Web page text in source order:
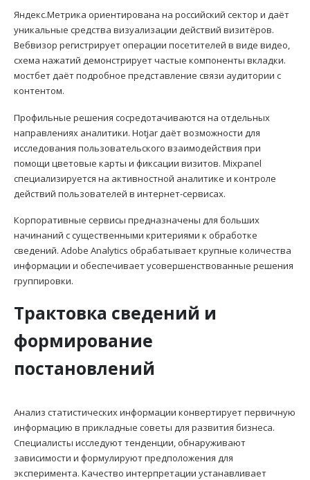
Яндекс.Метрика ориентирована на российский сектор и даёт
уникальные средства визуализации действий визитёров.
Вебвизор регистрирует операции посетителей в виде видео,
схема нажатий демонстрирует частые компоненты вкладки.
мостбет даёт подробное представление связи аудитории с
контентом.
Профильные решения сосредотачиваются на отдельных
направлениях аналитики. Hotjar даёт возможности для
исследования пользовательского взаимодействия при
помощи цветовые карты и фиксации визитов. Mixpanel
специализируется на активностной аналитике и контроле
действий пользователей в интернет-сервисах.
Корпоративные сервисы предназначены для больших
начинаний с существенными критериями к обработке
сведений. Adobe Analytics обрабатывает крупные количества
информации и обеспечивает усовершенствованные решения
группировки.
Трактовка сведений и
формирование
постановлений
Анализ статистических информации конвертирует первичную
информацию в прикладные советы для развития бизнеса.
Специалисты исследуют тенденции, обнаруживают
зависимости и формулируют предположения для
эксперимента. Качество интерпретации устанавливает